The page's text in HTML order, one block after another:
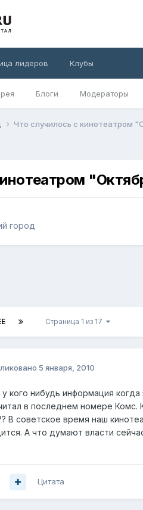
Блоги Модераторы
лидеров Клубы
Что случилось с кинотеатром
город
Страница 1 из 17
5 января, 2010
у кого нибудь информация
в последнем номере Комс.
В советское время наш
А что думают власти
Цитата